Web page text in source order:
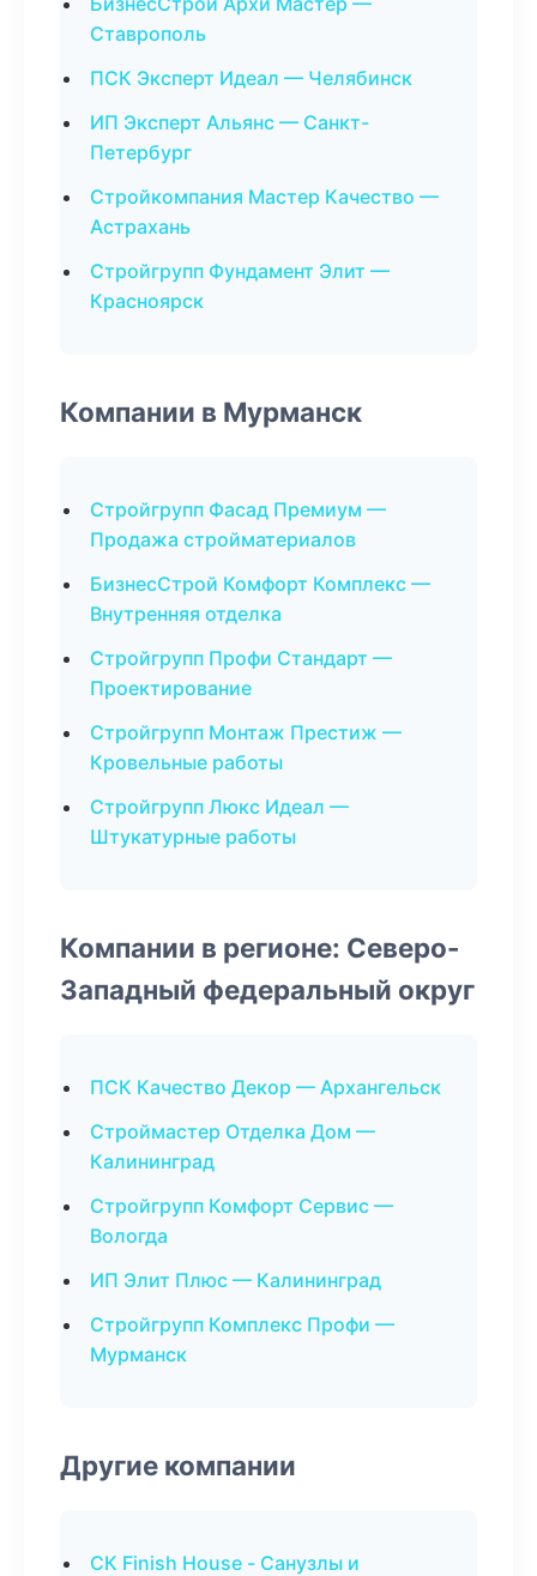
Ставрополь
ПСК Эксперт Идеал — Челябинск
ИП Эксперт Альянс — Санкт-
Петербург
Стройкомпания Мастер Качество —
Астрахань
Стройгрупп Фундамент Элит —
Красноярск
Компании в Мурманск
Стройгрупп Фасад Премиум —
Продажа стройматериалов
БизнесСтрой Комфорт Комплекс —
Внутренняя отделка
Стройгрупп Профи Стандарт —
Проектирование
Стройгрупп Монтаж Престиж —
Кровельные работы
Стройгрупп Люкс Идеал —
Штукатурные работы
Компании в регионе: Северо-
Западный федеральный округ
ПСК Качество Декор — Архангельск
Строймастер Отделка Дом —
Калининград
Стройгрупп Комфорт Сервис —
Вологда
ИП Элит Плюс — Калининград
Стройгрупп Комплекс Профи —
Мурманск
Другие компании
СК Finish House - Санузлы и